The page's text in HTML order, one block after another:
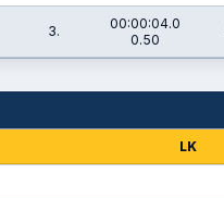
3.
00:00:04.0
0.50
LK